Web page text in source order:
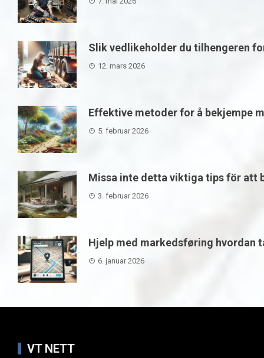
Slik vedlikeholder du tilhengeren
12. mars 2026
Effektive metoder for å bekjempe
5. februar 2026
Missa inte detta viktiga tips för att
3. februar 2026
Hjelp med markedsføring hvordan
6. januar 2026
VT NETT